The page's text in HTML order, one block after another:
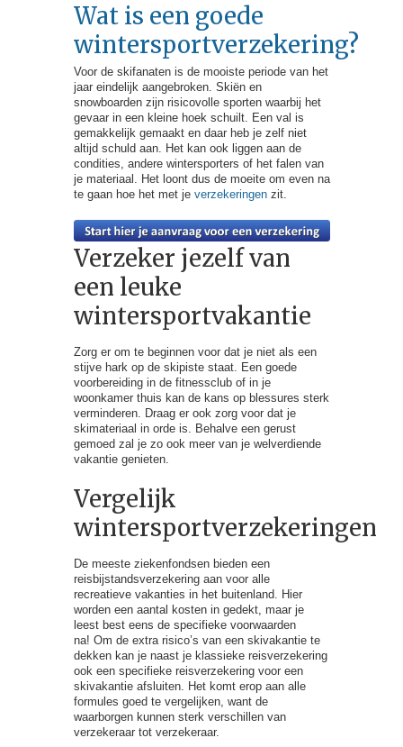
Wat is een goede
wintersportverzekering?
Voor de skifanaten is de mooiste periode van het
jaar eindelijk aangebroken. Skiën en
snowboarden zijn risicovolle sporten waarbij het
gevaar in een kleine hoek schuilt. Een val is
gemakkelijk gemaakt en daar heb je zelf niet
altijd schuld aan. Het kan ook liggen aan de
condities, andere wintersporters of het falen van
je materiaal. Het loont dus de moeite om even na
te gaan hoe het met je verzekeringen zit.
Verzeker jezelf van
een leuke
wintersportvakantie
Zorg er om te beginnen voor dat je niet als een
stijve hark op de skipiste staat. Een goede
voorbereiding in de fitnessclub of in je
woonkamer thuis kan de kans op blessures sterk
verminderen. Draag er ook zorg voor dat je
skimateriaal in orde is. Behalve een gerust
gemoed zal je zo ook meer van je welverdiende
vakantie genieten.
Vergelijk
wintersportverzekeringen
De meeste ziekenfondsen bieden een
reisbijstandsverzekering aan voor alle
recreatieve vakanties in het buitenland. Hier
worden een aantal kosten in gedekt, maar je
leest best eens de specifieke voorwaarden
na! Om de extra risico’s van een skivakantie te
dekken kan je naast je klassieke reisverzekering
ook een specifieke reisverzekering voor een
skivakantie afsluiten. Het komt erop aan alle
formules goed te vergelijken, want de
waarborgen kunnen sterk verschillen van
verzekeraar tot verzekeraar.